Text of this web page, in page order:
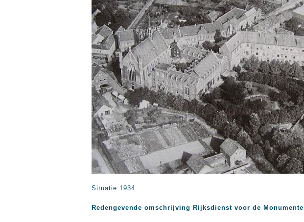
Situatie 1934
Redengevende omschrijving Rijksdienst voor de